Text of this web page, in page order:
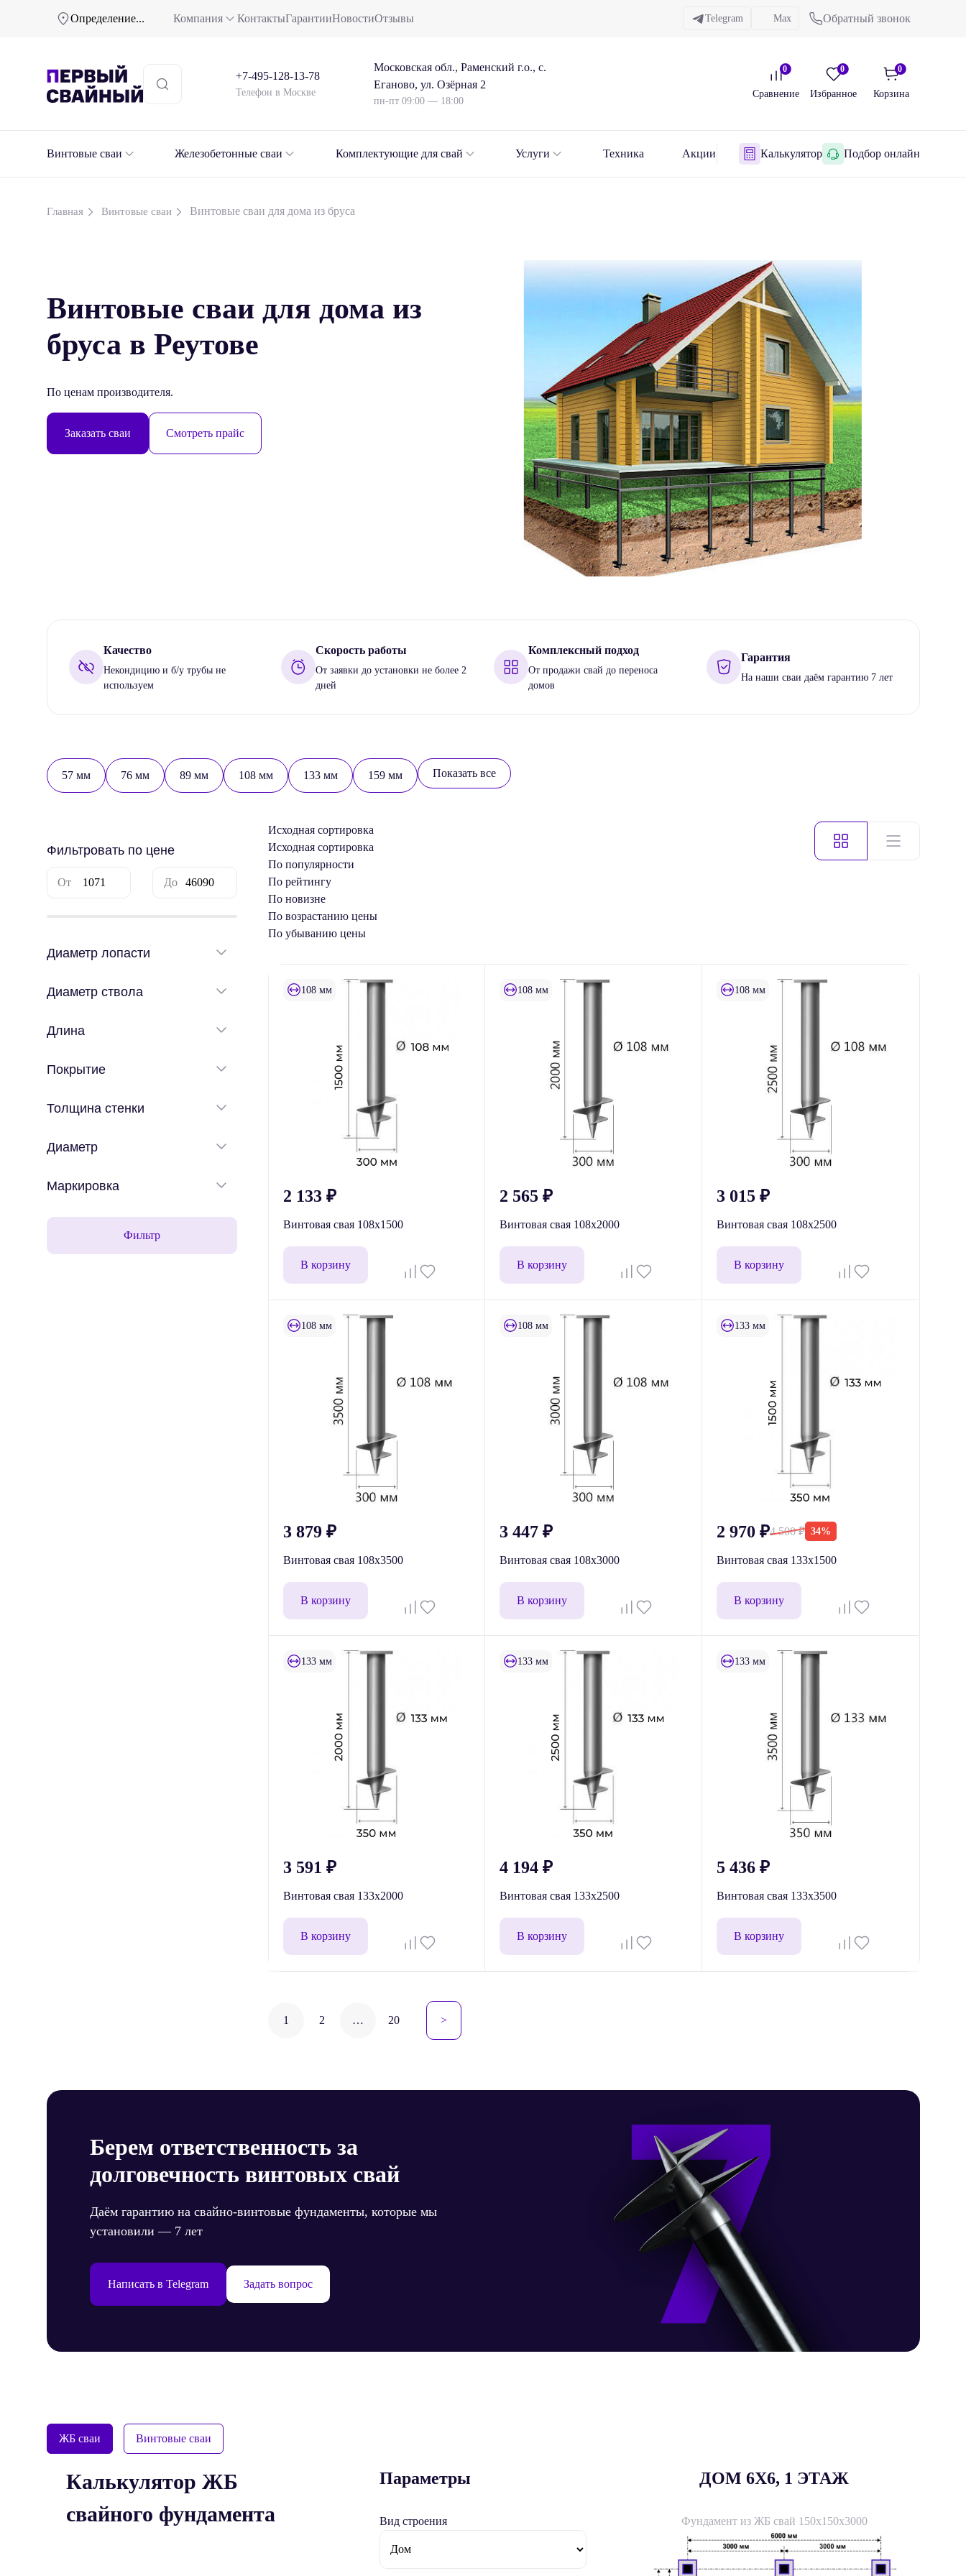
Определение... Компания КонтактыГарантииНовостиОтзывы Telegram Max Обратный звонок
+7-495-128-13-78
Телефон в Москве
Московская обл., Раменский г.о., с.
Еганово, ул. Озёрная 2
пн-пт 09:00 — 18:00
0
Сравнение
0
Избранное
0
Корзина
Винтовые сваи Железобетонные сваи Комплектующие для свай Услуги Техника Акции Калькулятор Подбор онлайн
Главная Винтовые сваи Винтовые сваи для дома из бруса
Винтовые сваи для дома из
бруса в Реутове
По ценам производителя.
Заказать сваи Смотреть прайс
Качество
Некондицию и б/у трубы не
используем
Скорость работы
От заявки до установки не более 2
дней
Комплексный подход
От продажи свай до переноса
домов
Гарантия
На наши сваи даём гарантию 7 лет
57 мм 76 мм 89 мм 108 мм 133 мм 159 мм Показать все
Фильтровать по цене
Диаметр лопасти
Диаметр ствола
Длина
Покрытие
Толщина стенки
Диаметр
Маркировка
Фильтр
Исходная сортировка
Исходная сортировка
По популярности
По рейтингу
По новизне
По возрастанию цены
По убыванию цены
108 мм
2 133 ₽
Винтовая свая 108x1500
В корзину
108 мм
2 565₽
Винтовая свая 108x2000
В корзину
108 мм
3 015 ₽
Винтовая свая 108x2500
В корзину
108 мм
3 879 ₽
Винтовая свая 108x3500
В корзину
108 мм
3 447₽
Винтовая свая 108х3000
В корзину
133 мм
34%
4 500₽
2 970 ₽
Винтовая свая 133x1500
В корзину
133 мм
3 591 ₽
Винтовая свая 133x2000
В корзину
133 мм
4 194₽
Винтовая свая 133x2500
В корзину
133 мм
5 436 ₽
Винтовая свая 133x3500
В корзину
Навигация
1 2 … 20 >
Берем ответственность за
долговечность винтовых свай
Даём гарантию на свайно-винтовые фундаменты, которые мы
установили — 7 лет
Написать в Telegram Задать вопрос
ЖБ сваи Винтовые сваи
Калькулятор ЖБ
свайного фундамента
Параметры
Вид строения
ДОМ 6X6, 1 ЭТАЖ
Фундамент из ЖБ свай 150х150х3000